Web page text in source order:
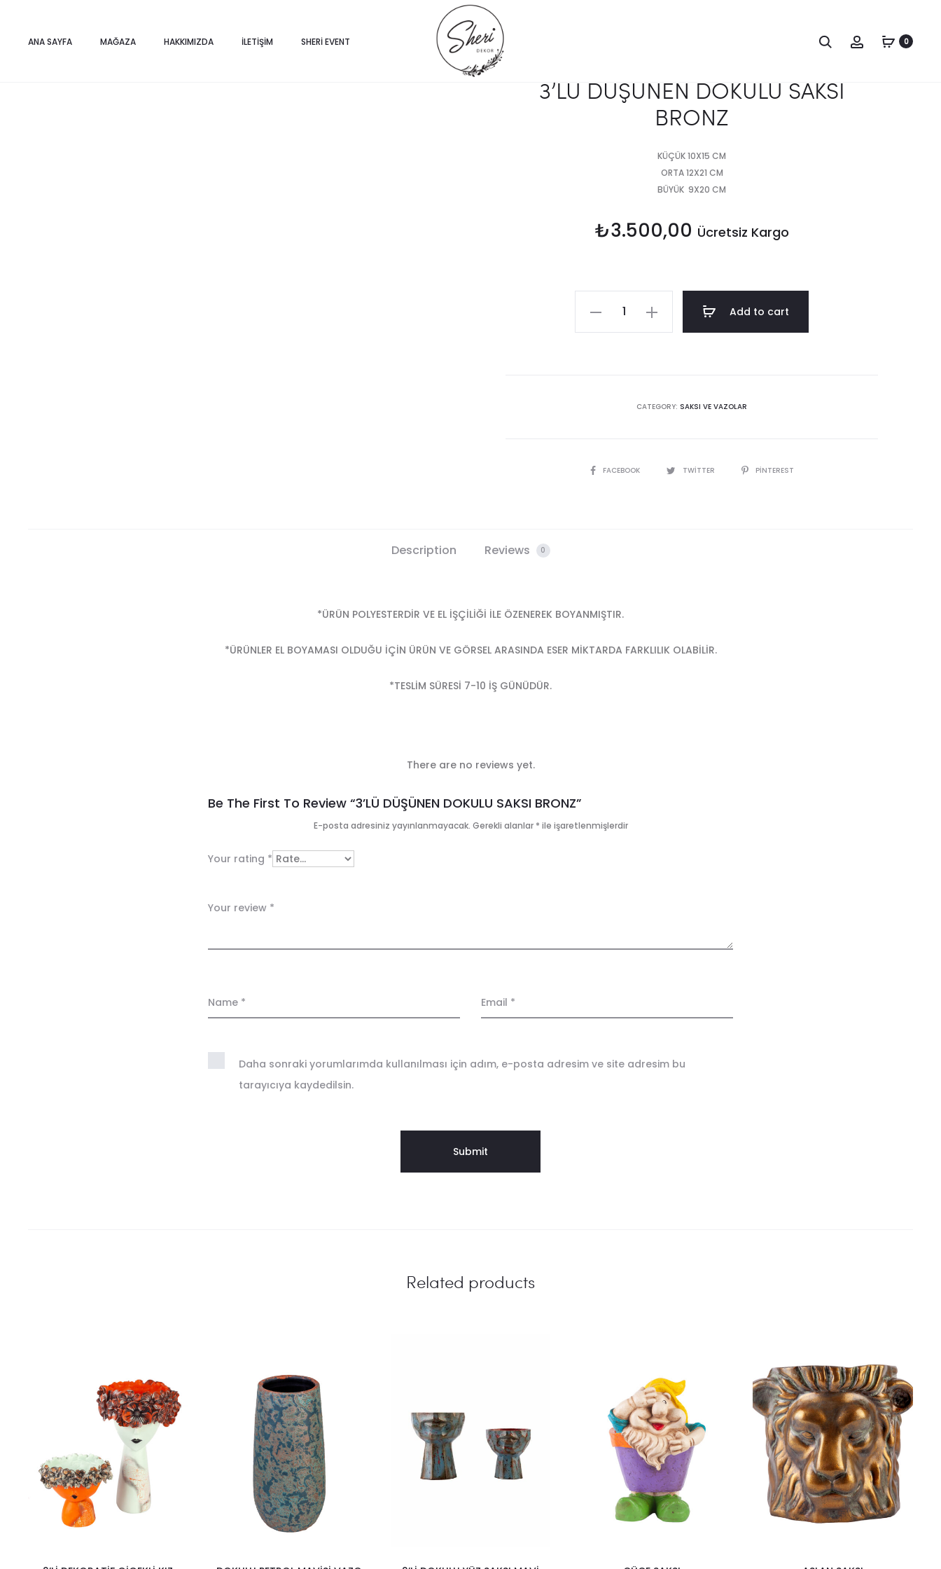
ANA SAYFA MAĞAZA HAKKIMIZDA İLETIŞIM SHERI EVENT 0
DÜŞÜNEN
YARIM
3’LÜ DÜŞÜNEN DOKULU SAKSI
BRONZ
KÜÇÜK 10X15 CM
ORTA 12X21 CM
BÜYÜK 9X20 CM
₺3.500,00 Ücretsiz Kargo
Add to cart
CATEGORY: SAKSI VE VAZOLAR
SHAREFACEBOOK TWITTER PINTEREST
Description Reviews 0
*ÜRÜN POLYESTERDİR VE EL İŞÇİLİĞİ İLE ÖZENEREK BOYANMIŞTIR.
*ÜRÜNLER EL BOYAMASI OLDUĞU İÇİN ÜRÜN VE GÖRSEL ARASINDA ESER MİKTARDA FARKLILIK OLABİLİR.
*TESLİM SÜRESİ 7-10 İŞ GÜNÜDÜR.
R
v
e
s
There are no reviews yet.
Be The First To Review “3’LÜ DÜŞÜNEN DOKULU SAKSI BRONZ”
E-posta adresiniz yayınlanmayacak. Gerekli alanlar * ile işaretlenmişlerdir
Your rating *
Your review *
Name * Email *
Daha sonraki yorumlarımda kullanılması için adım, e-posta adresim ve site adresim bu
tarayıcıya kaydedilsin.
Related products